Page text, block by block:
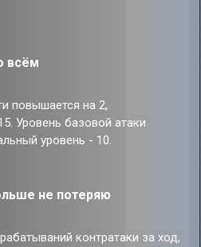
всём
повышается на 2,
Уровень базовой атаки
уровень - 10.
не потеряю
контратаки за ход,